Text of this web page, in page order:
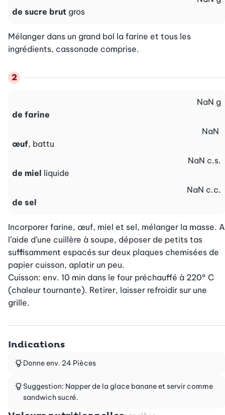
de sucre brut gros
Mélanger dans un grand bol la farine et tous les
ingrédients, cassonade comprise.
de farine
NaN g
œuf, battu
NaN
de miel liquide
NaN c.s.
de sel
NaN c.c.
Incorporer farine, œuf, miel et sel, mélanger la masse. A
l’aide d’une cuillère à soupe, déposer de petits tas
suffisamment espacés sur deux plaques chemisées de
papier cuisson, aplatir un peu.
Cuisson: env. 10 min dans le four préchauffé à 220° C
(chaleur tournante). Retirer, laisser refroidir sur une
grille.
Indications
Donne env. 24 Pièces
Suggestion: Napper de la glace banane et servir comme
sandwich sucré.